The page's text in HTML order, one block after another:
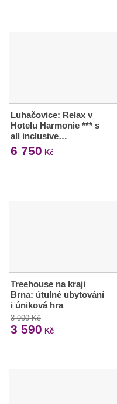
Luhačovice: Relax v
Hotelu Harmonie *** s
all inclusive…
6 750 Kč
Treehouse na kraji
Brna: útulné ubytování
i úniková hra
3 900 Kč
3 590 Kč